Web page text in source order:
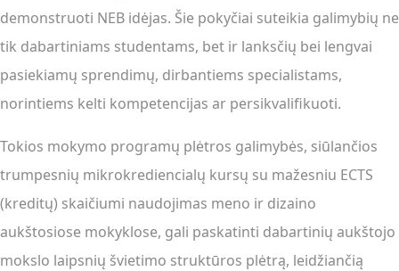
demonstruoti NEB idėjas. Šie pokyčiai suteikia galimybių ne
tik dabartiniams studentams, bet ir lanksčių bei lengvai
pasiekiamų sprendimų, dirbantiems specialistams,
norintiems kelti kompetencijas ar persikvalifikuoti.
Tokios mokymo programų plėtros galimybės, siūlančios
trumpesnių mikrokrediencialų kursų su mažesniu ECTS
(kreditų) skaičiumi naudojimas meno ir dizaino
aukštosiose mokyklose, gali paskatinti dabartinių aukštojo
mokslo laipsnių švietimo struktūros plėtrą, leidžiančią